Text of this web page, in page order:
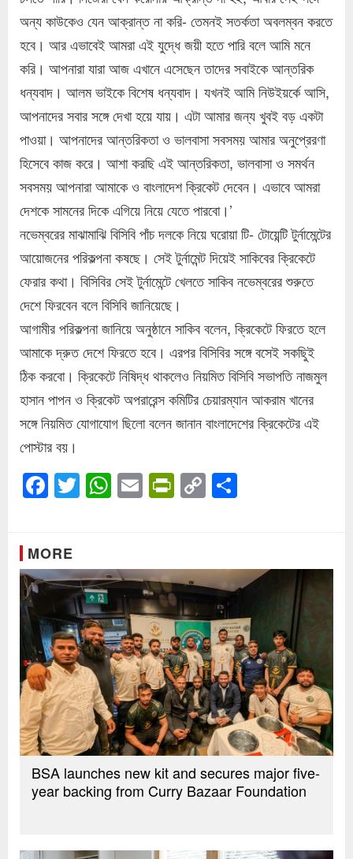
অন্য কাউকেও যেন আক্রান্ত না করি- তেমনই সতর্কতা অবলম্বন করতে
হবে। আর এভাবেই আমরা এই যুদ্ধে জয়ী হতে পারি বলে আমি মনে
করি। আপনারা যারা আজ এখানে এসেছেন তাদের সবাইকে আন্তরিক
ধন্যবাদ। আলম ভাইকে বিশেষ ধন্যবাদ। যখনই আমি নিউইয়র্কে আসি,
আপনাদের সবার সঙ্গে দেখা হয়ে যায়। এটা আমার জন্য খুবই বড় একটা
পাওয়া। আপনাদের আন্তরিকতা ও ভালবাসা সবসময় আমার অনুপ্রেরণা
হিসেবে কাজ করে। আশা করছি এই আন্তরিকতা, ভালবাসা ও সমর্থন
সবসময় আপনারা আমাকে ও বাংলাদেশ ক্রিকেট দেবেন। এভাবে আমরা
দেশকে সামনের দিকে এগিয়ে নিয়ে যেতে পারবো।’
নভেম্বরের মাঝামাঝি বিসিবি পাঁচ দলকে নিয়ে ঘরোয়া টি- টোয়েন্টি টুর্নামেন্টের
আয়োজনের পরিকল্পনা কষছে। সেই টুর্নামেন্ট দিয়েই সাকিবের ক্রিকেটে
ফেরার কথা। বিসিবির সেই টুর্নামেন্টে খেলতে সাকিব নভেম্বরের শুরুতে
দেশে ফিরবেন বলে বিসিবি জানিয়েছে।
আগামীর পরিকল্পনা জানিয়ে অনুষ্ঠানে সাকিব বলেন, ক্রিকেটে ফিরতে হলে
আমাকে দ্রুত দেশে ফিরতে হবে। এরপর বিসিবির সঙ্গে বসেই সকছিুই
ঠিক করবো। ক্রিকেটে নিষিদ্ধ থাকলেও নিয়মিত বিসিবি সভাপতি নাজমুল
হাসান পাপন ও ক্রিকেট অপরারেন্স কমিটির চেয়ারম্যান আকরাম খানের
সঙ্গে নিয়মিত যোগাযোগ ছিলো বলেন জানান বাংলাদেশের ক্রিকেটের এই
পোস্টার বয়।
Facebook
Twitter
WhatsApp
EmailPrintFriendly
Copy
Link
MORE
BSA launches new kit and secures major five-
year backing from Curry Bazaar Foundation